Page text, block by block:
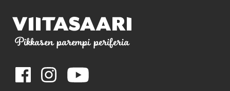
Pikkasen parempi periferia